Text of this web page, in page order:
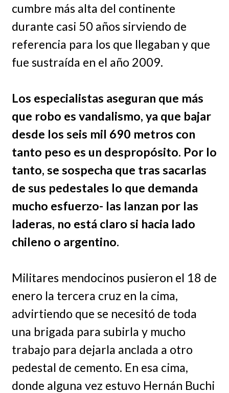
cumbre más alta del continente
durante casi 50 años sirviendo de
referencia para los que llegaban y que
fue sustraída en el año 2009.
Los especialistas aseguran que más
que robo es vandalismo, ya que bajar
desde los seis mil 690 metros con
tanto peso es un despropósito. Por lo
tanto, se sospecha que tras sacarlas
de sus pedestales lo que demanda
mucho esfuerzo- las lanzan por las
laderas, no está claro si hacia lado
chileno o argentino.
Militares mendocinos pusieron el 18 de
enero la tercera cruz en la cima,
advirtiendo que se necesitó de toda
una brigada para subirla y mucho
trabajo para dejarla anclada a otro
pedestal de cemento. En esa cima,
donde alguna vez estuvo Hernán Buchi